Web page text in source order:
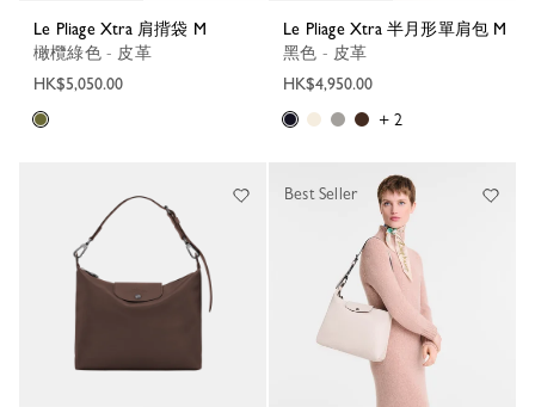
Le Pliage Xtra 肩揹袋 M
橄欖綠色 - 皮革
HK$5,050.00
Le Pliage Xtra 半月形單肩包 M
黑色 - 皮革
HK$4,950.00
+ 2
Best Seller